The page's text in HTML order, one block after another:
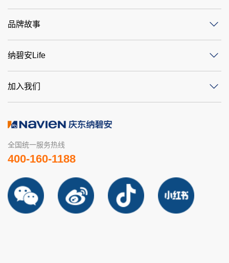
品牌故事
纳碧安Life
加入我们
全国统一服务热线
400-160-1188